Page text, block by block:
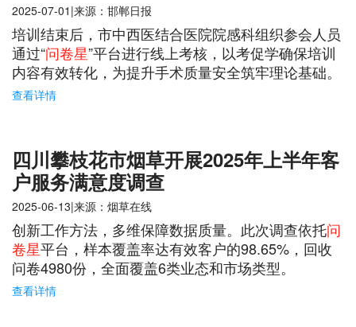
2025-07-01|来源：邯郸日报
培训结束后，市中西医结合医院院感科组织参会人员
通过“问卷星”平台进行线上考核，以考促学确保培训
内容有效转化，为提升手术质量安全筑牢理论基础。
查看详情
四川攀枝花市烟草开展2025年上半年客
户服务满意度调查
2025-06-13|来源：烟草在线
创新工作方法，多维保障数据质量。此次调查依托问
卷星平台，样本覆盖率达有效客户的98.65%，回收
问卷4980份，全面覆盖6类业态和市场类型。
查看详情